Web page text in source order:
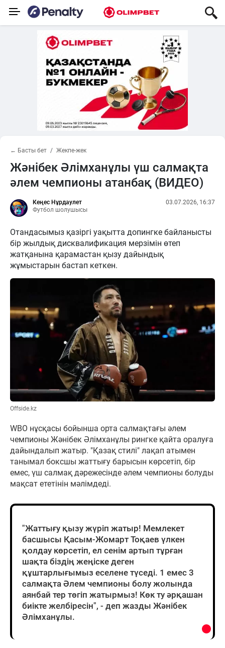
← Басты бет Жекпе-жек
Жәнібек Әлімханұлы үш салмақта
әлем чемпионы атанбақ (ВИДЕО)
Кеңес Нұрдаулет
Футбол шолушысы
03.07.2026, 16:37
Отандасымыз қазіргі уақытта допингке байланысты
бір жылдық дисквалификация мерзімін өтеп
жатқанына қарамастан қызу дайындық
жұмыстарын бастап кеткен.
Offside.kz
WBO нұсқасы бойынша орта салмақтағы әлем
чемпионы Жәнібек Әлімханұлы рингке қайта оралуға
дайындалып жатыр. "Қазақ стилі" лақап атымен
танымал боксшы жаттығу барысын көрсетіп, бір
емес, үш салмақ дәрежесінде әлем чемпионы болуды
мақсат ететінін мәлімдеді.
"Жаттығу қызу жүріп жатыр! Мемлекет
басшысы Қасым-Жомарт Тоқаев үлкен
қолдау көрсетіп, ел сенім артып тұрған
шақта біздің жеңіске деген
құштарлығымыз еселене түседі. 1 емес 3
салмақта Әлем чемпионы болу жолында
аянбай тер төгіп жатырмыз! Көк ту әрқашан
биікте желбіресін", - деп жазды Жәнібек
Әлімханұлы.